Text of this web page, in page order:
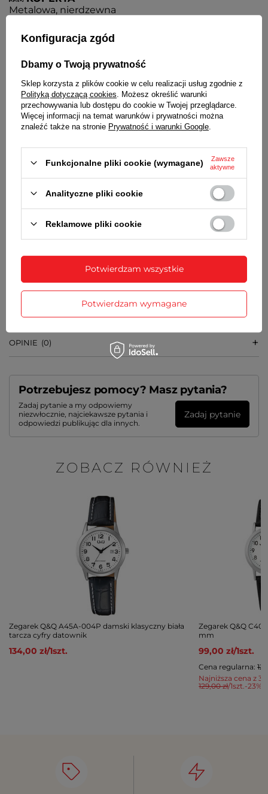
Metalowa, nierdzewna
BRANSOLETA
Wysokiej jakości stal nierdzewna
BATERIA
Czas działania zegarka bez konieczności wymiany
baterii - 3 lata
MECHANIZM
MYIOTA
ŚREDNICA KOPERTY
37 mm
GRUBOŚĆ KOPERTY
8 mm
ŚREDNICA SZKIEŁKA
29 mm
SZEROKOŚĆ BRANSOLETY PRZY KOPERCIE
12 mm
SZCZEGÓŁOWE DANE
GWARANCJA
OPINIE (0)
Potrzebujesz pomocy? Masz pytania?
Zadaj pytanie a my odpowiemy
niezwłocznie, najciekawsze pytania i
odpowiedzi publikując dla innych.
Zadaj pytanie
ZOBACZ RÓWNIEŻ
Zegarek Q&Q A45A-004P damski klasyczny biała
tarcza cyfry datownik
134,00 zł/1szt.
Zegarek Q&Q
mm
99,00 zł/1szt.
Najniższa cena z
129,00 zł/1szt.-23%
Cena regularna:
Konfiguracja zgód
Dbamy o Twoją prywatność
Sklep korzysta z plików cookie w celu realizacji usług zgodnie z
Polityką dotyczącą cookies . Możesz określić warunki
przechowywania lub dostępu do cookie w Twojej przeglądarce.
Więcej informacji na temat warunków i prywatności można
znaleźć także na stronie Prywatność i warunki Google
Funkcjonalne pliki cookie (wymagane)
Zawsze
aktywne
Analityczne pliki cookie
Reklamowe pliki cookie
Potwierdzam wymagane
Potwierdzam wszystkie